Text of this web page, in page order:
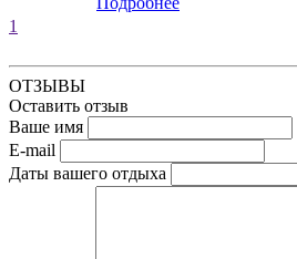
1
ОТЗЫВЫ
Оставить отзыв
Ваше имя
E-mail
Даты вашего отдыха